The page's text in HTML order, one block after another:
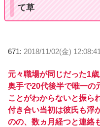
て草
671: 2018/11/02(金)
元々職場が同じだった1
奥手で20代後半で唯一の
ことがわからないと振ら
付き合い当初は彼氏も浮
のの、数ヵ月経つと連絡